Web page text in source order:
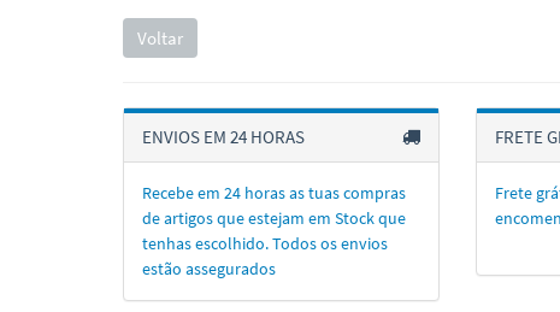
Voltar
ENVIOS EM 24 HORAS
Recebe em 24 horas as tuas compras
de artigos que estejam em Stock que
tenhas escolhido. Todos os envios
estão assegurados
FRETE
Frete